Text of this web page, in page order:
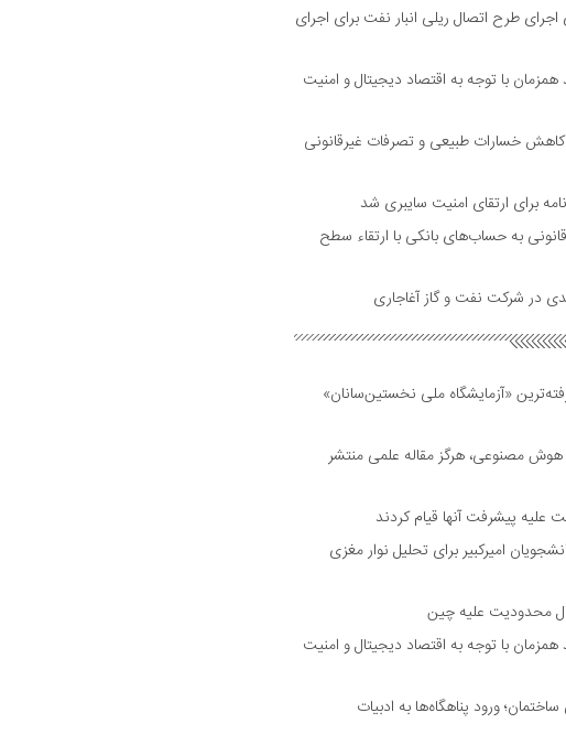
طرح اتصال ریلی انبار نفت برای اجرای
با توجه به اقتصاد دیجیتال و امنیت
خسارات طبیعی و تصرفات غیرقانونی
برای ارتقای امنیت سایبری شد
به حساب‌های بانکی با ارتقاء سطح
در شرکت نفت و گاز آغاجاری
«آزمایشگاه ملی نخستین‌سانان»
مصنوعی، هرگز مقاله علمی منتشر
علیه پیشرفت آنها قیام کردند
امیرکبیر برای تحلیل نوار مغزی
محدودیت علیه چین
با توجه به اقتصاد دیجیتال و امنیت
ورود پناهگاه‌ها به ادبیات